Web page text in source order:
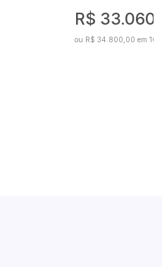
R$
ou R$ 34.800,00 em